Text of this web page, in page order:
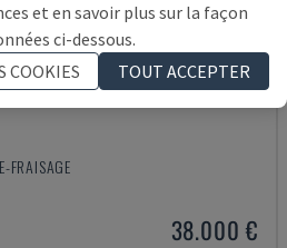
FRAISAGE
38.000 €
et en savoir plus sur la façon
ci-dessous.
COOKIES
TOUT ACCEPTER